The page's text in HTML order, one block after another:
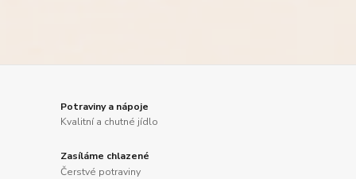
Potraviny a nápoje
Kvalitní a chutné jídlo
Zasíláme chlazené
Čerstvé potraviny